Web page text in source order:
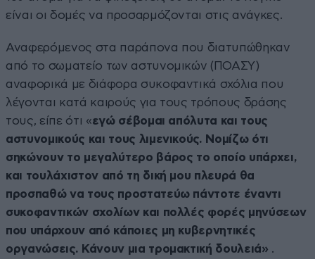
είναι οι δομές να προσαρμόζονται στις ανάγκες.
Αναφερόμενος στα παράπονα που διατυπώθηκαν
από το σωματείο των αστυνομικών (ΠΟΑΣΥ)
αναφορικά με διάφορα συκοφαντικά σχόλια που
λέγονται κατά καιρούς για τους τρόπους δράσης
τους, είπε ότι «εγώ σέβομαι απόλυτα και τους
αστυνομικούς και τους λιμενικούς. Νομίζω ότι
σηκώνουν το μεγαλύτερο βάρος το οποίο υπάρχει,
και τουλάχιστον από τη δική μου πλευρά θα
προσπαθώ να τους προστατεύω πάντοτε έναντι
συκοφαντικών σχολίων και πολλές φορές μηνύσεων
που υπάρχουν από κάποιες μη κυβερνητικές
οργανώσεις. Κάνουν μια τρομακτική δουλειά» .